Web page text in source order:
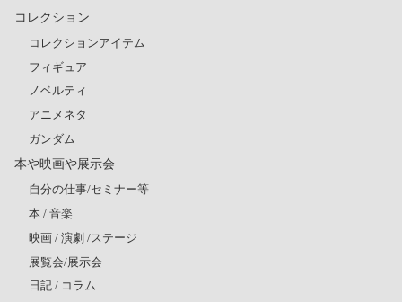
コレクション
コレクションアイテム
フィギュア
ノベルティ
アニメネタ
ガンダム
本や映画や展示会
自分の仕事/セミナー等
本 / 音楽
映画 / 演劇 /ステージ
展覧会/展示会
日記 / コラム